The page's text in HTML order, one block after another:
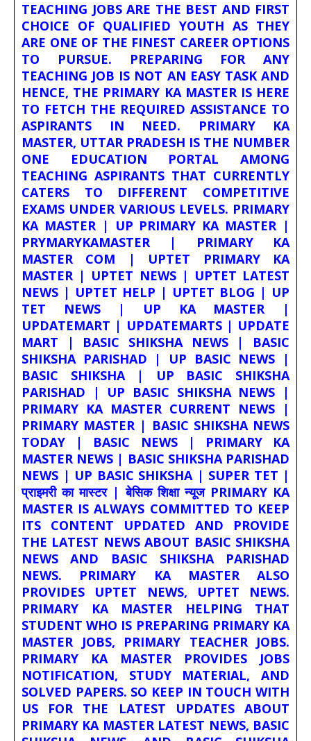
TEACHING JOBS ARE THE BEST AND FIRST
CHOICE OF QUALIFIED YOUTH AS THEY
ARE ONE OF THE FINEST CAREER OPTIONS
TO PURSUE. PREPARING FOR ANY
TEACHING JOB IS NOT AN EASY TASK AND
HENCE, THE PRIMARY KA MASTER IS HERE
TO FETCH THE REQUIRED ASSISTANCE TO
ASPIRANTS IN NEED. PRIMARY KA
MASTER, UTTAR PRADESH IS THE NUMBER
ONE EDUCATION PORTAL AMONG
TEACHING ASPIRANTS THAT CURRENTLY
CATERS TO DIFFERENT COMPETITIVE
EXAMS UNDER VARIOUS LEVELS. PRIMARY
KA MASTER | UP PRIMARY KA MASTER |
PRYMARYKAMASTER | PRIMARY KA
MASTER COM | UPTET PRIMARY KA
MASTER | UPTET NEWS | UPTET LATEST
NEWS | UPTET HELP | UPTET BLOG | UP
TET NEWS | UP KA MASTER |
UPDATEMART | UPDATEMARTS | UPDATE
MART | BASIC SHIKSHA NEWS | BASIC
SHIKSHA PARISHAD | UP BASIC NEWS |
BASIC SHIKSHA | UP BASIC SHIKSHA
PARISHAD | UP BASIC SHIKSHA NEWS |
PRIMARY KA MASTER CURRENT NEWS |
PRIMARY MASTER | BASIC SHIKSHA NEWS
TODAY | BASIC NEWS | PRIMARY KA
MASTER NEWS | BASIC SHIKSHA PARISHAD
NEWS | UP BASIC SHIKSHA | SUPER TET |
प्राइमरी का मास्टर | बेसिक शिक्षा न्यूज PRIMARY KA
MASTER IS ALWAYS COMMITTED TO KEEP
ITS CONTENT UPDATED AND PROVIDE
THE LATEST NEWS ABOUT BASIC SHIKSHA
NEWS AND BASIC SHIKSHA PARISHAD
NEWS. PRIMARY KA MASTER ALSO
PROVIDES UPTET NEWS, UPTET NEWS.
PRIMARY KA MASTER HELPING THAT
STUDENT WHO IS PREPARING PRIMARY KA
MASTER JOBS, PRIMARY TEACHER JOBS.
PRIMARY KA MASTER PROVIDES JOBS
NOTIFICATION, STUDY MATERIAL, AND
SOLVED PAPERS. SO KEEP IN TOUCH WITH
US FOR THE LATEST UPDATES ABOUT
PRIMARY KA MASTER LATEST NEWS, BASIC